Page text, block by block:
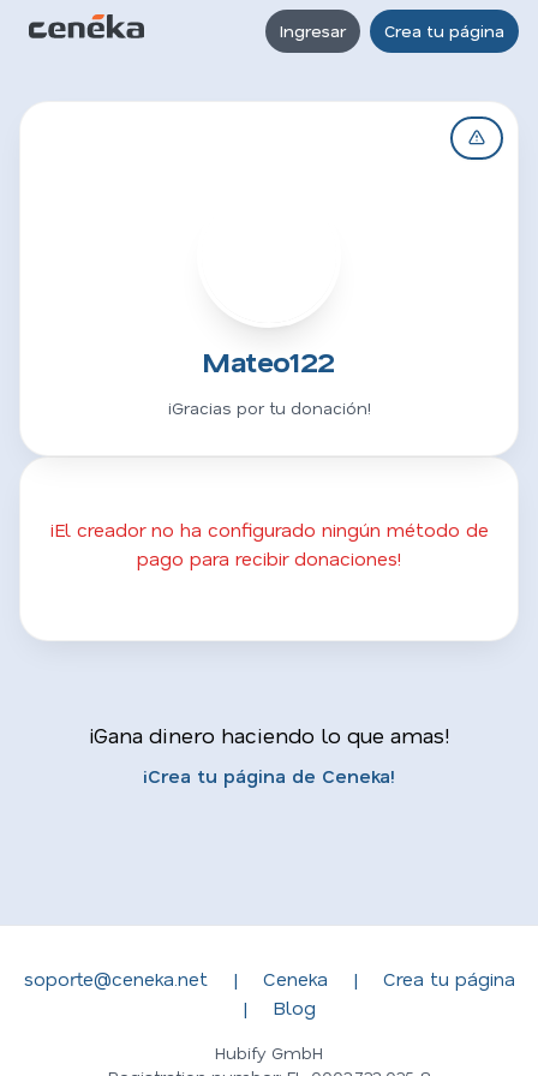
Ingresar Crea tu página
Mateo122
¡Gracias por tu donación!
¡El creador no ha configurado ningún método de
pago para recibir donaciones!
¡Gana dinero haciendo lo que amas!
¡Crea tu página de Ceneka!
soporte@ceneka.net | Ceneka |
Crea tu página
|
Blog
Hubify GmbH